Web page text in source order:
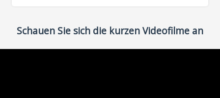
Schauen Sie sich die kurzen Videofilme an